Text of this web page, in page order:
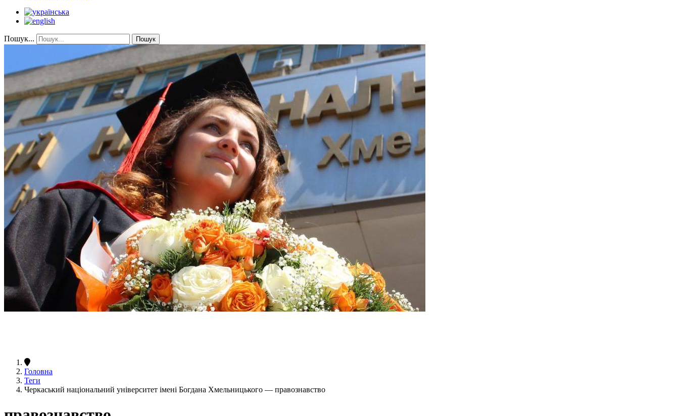
Пошук... Пошук
Головна
Теги
Черкаський національний університет імені Богдана Хмельницького — правознавство